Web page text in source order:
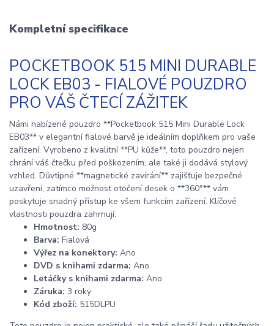
Kompletní specifikace
POCKETBOOK 515 MINI DURABLE
LOCK EB03 - FIALOVÉ POUZDRO
PRO VÁŠ ČTECÍ ZÁŽITEK
Námi nabízené pouzdro **Pocketbook 515 Mini Durable Lock
EB03** v elegantní fialové barvě je ideálním doplňkem pro vaše
zařízení. Vyrobeno z kvalitní **PU kůže**, toto pouzdro nejen
chrání váš čtečku před poškozením, ale také ji dodává stylový
vzhled. Důvtipné **magnetické zavírání** zajišťuje bezpečné
uzavření, zatímco možnost otočení desek o **360°** vám
poskytuje snadný přístup ke všem funkcím zařízení. Klíčové
vlastnosti pouzdra zahrnují:
Hmotnost: 80g
Barva: Fialová
Výřez na konektory: Ano
DVD s knihami zdarma: Ano
Letáčky s knihami zdarma: Ano
Záruka: 3 roky
Kód zboží: 515DLPU